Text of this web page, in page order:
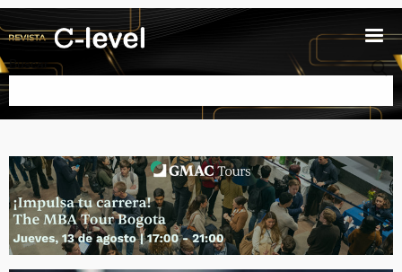
Pasar al contenido principal
Buscar